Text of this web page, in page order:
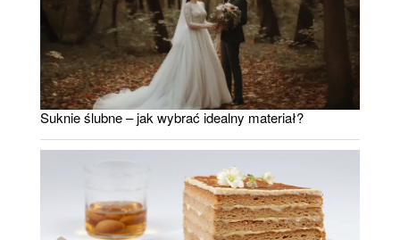
Suknie ślubne – jak wybrać idealny materiał?